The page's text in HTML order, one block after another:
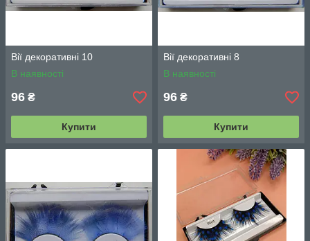
Вії декоративні 10
В наявності
96 ₴
Купити
Вії декоративні 8
В наявності
96 ₴
Купити